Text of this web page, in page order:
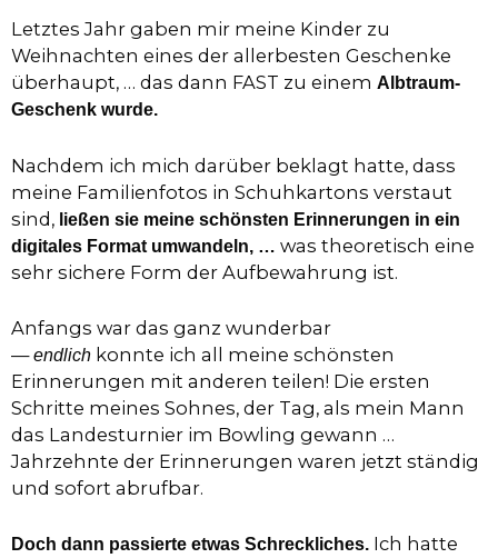
Letztes Jahr gaben mir meine Kinder zu
Weihnachten eines der allerbesten Geschenke
überhaupt, … das dann FAST zu einem Albtraum-
Geschenk wurde.
Nachdem ich mich darüber beklagt hatte, dass
meine Familienfotos in Schuhkartons verstaut
sind, ließen sie meine schönsten Erinnerungen in ein
digitales Format umwandeln, … was theoretisch eine
sehr sichere Form der Aufbewahrung ist.
Anfangs war das ganz wunderbar
—endlich konnte ich all meine schönsten
Erinnerungen mit anderen teilen! Die ersten
Schritte meines Sohnes, der Tag, als mein Mann
das Landesturnier im Bowling gewann …
Jahrzehnte der Erinnerungen waren jetzt ständig
und sofort abrufbar.
Doch dann passierte etwas Schreckliches. Ich hatte